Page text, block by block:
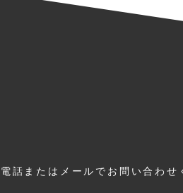
話またはメールでお問い合わせ